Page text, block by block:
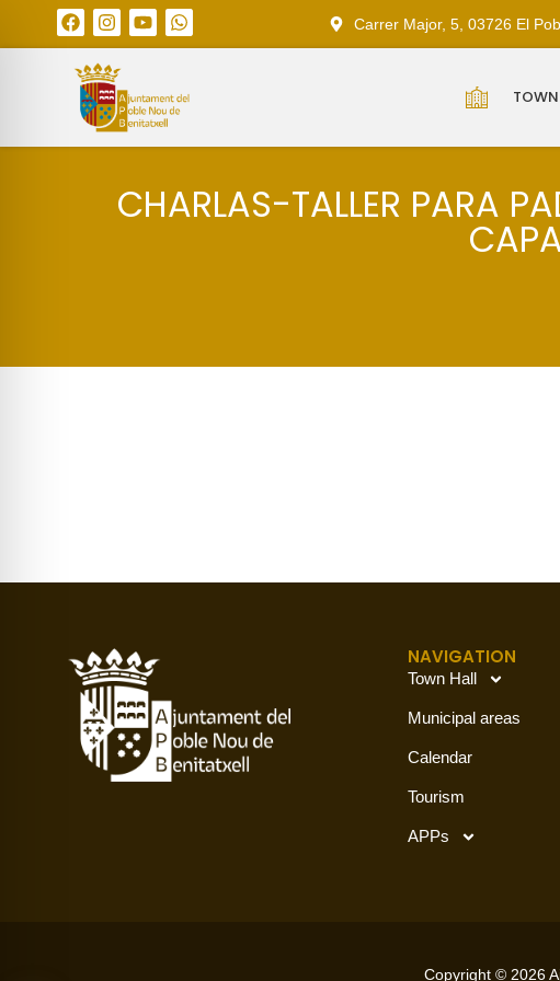
Carrer Major, 5, 03726 El
CHARLAS-TALLER PARA
NAVIGATION
Town Hall
Municipal areas
Calendar
Tourism
APPs
Copyright © 2026